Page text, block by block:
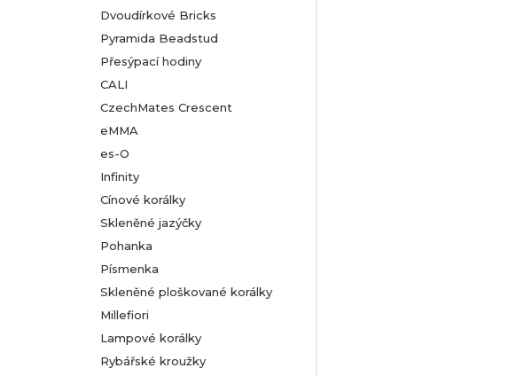
Dvoudírkové Bricks
Pyramida Beadstud
Přesýpací hodiny
CALI
CzechMates Crescent
eMMA
es-O
Infinity
Cínové korálky
Skleněné jazýčky
Pohanka
Písmenka
Skleněné ploškované korálky
Millefiori
Lampové korálky
Rybářské kroužky